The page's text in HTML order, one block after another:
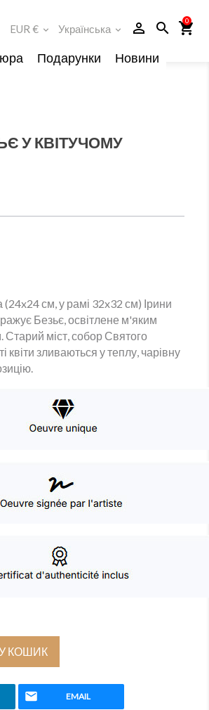
shopping_cart
0
search
person_outline
Українська expand_more
EUR € expand_more
Подарунки
Новини
У КВІТУЧОМУ
(24x24 см, у рамі 32x32 см) Ірини
Безьє, освітлене м'яким
Старий міст, собор Святого
квіти зливаються у теплу, чарівну
КОШИК
EMAIL